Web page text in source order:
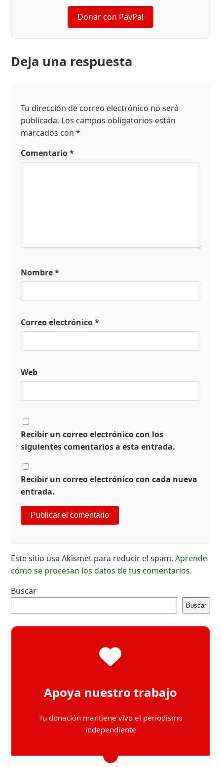
Donar con PayPal
Deja una respuesta
Tu dirección de correo electrónico no será
publicada. Los campos obligatorios están
marcados con*
Comentario*
Nombre*
Correo electrónico*
Web
Recibir un correo electrónico con los
siguientes comentarios a esta entrada.
Recibir un correo electrónico con cada nueva
entrada.
Este sitio usa Akismet para reducir el spam.Aprende
cómo se procesan los datos de tus comentarios.
Buscar
Buscar
Apoya nuestro trabajo
Tu donación mantiene vivo el periodismo
independiente